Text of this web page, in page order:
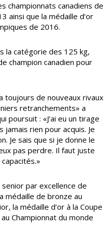
championnats canadiens de
ainsi que la médaille d’or
de 2016.
la catégorie des 125 kg,
champion canadien pour
toujours de nouveaux rivaux
retranchements» a
poursuit : «J’ai eu un tirage
jamais rien pour acquis. Je
Je sais que si je donne le
pas perdre. Il faut juste
par excellence de
médaille de bronze au
la médaille d’or à la Coupe
Championnat du monde